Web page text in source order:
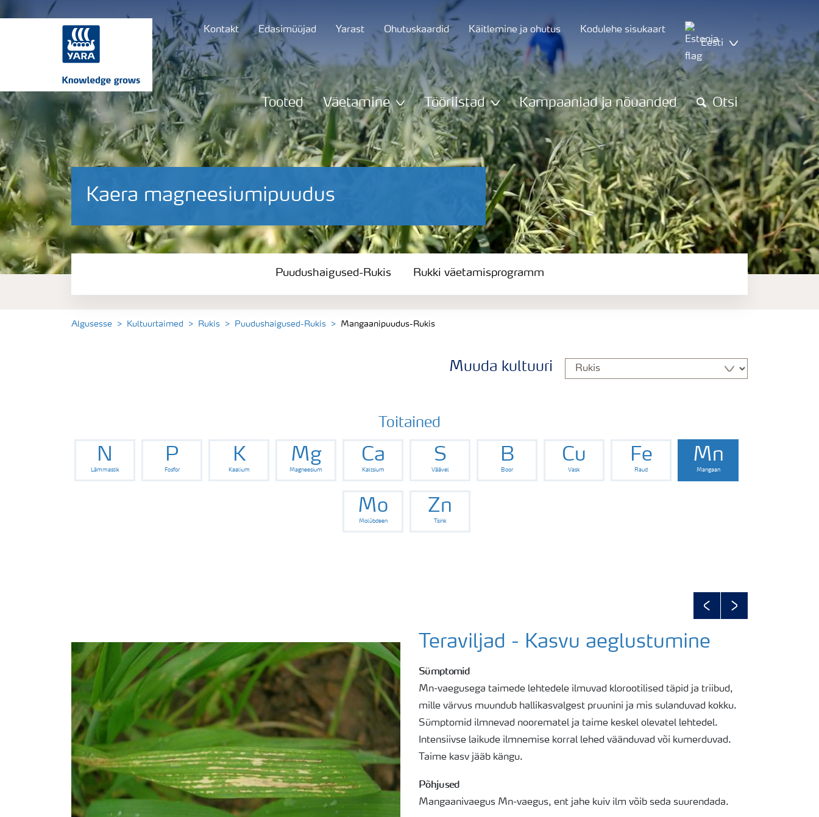
Kontakt Edasimüüjad Yarast Ohutuskaardid Käitlemine ja ohutus
Kodulehe sisukaart
Eesti
Tooted Väetamine Tööriistad Kampaaniad ja nõuanded Otsi
Kaera magneesiumipuudus
Puudushaigused-Rukis
Puudushaigused-Rukis Rukki väetamisprogramm
Algusesse Kultuurtaimed Rukis Puudushaigused-Rukis Mangaanipuudus-Rukis
Muuda kultuuri
Toitained
N
Lämmastik
P
Fosfor
K
Kaalium
Mg
Magneesium
Ca
Kaltsium
S
Väävel
B
Boor
Cu
Vask
Fe
Raud
Mn
Mangaan
Mo
Molübdeen
Zn
Tsink
PreviousNext
Teraviljad - Kasvu aeglustumine
Sümptomid
Mn-vaegusega taimede lehtedele ilmuvad klorootilised täpid ja triibud,
mille värvus muundub hallikasvalgest pruunini ja mis sulanduvad kokku.
Sümptomid ilmnevad noorematel ja taime keskel olevatel lehtedel.
Intensiivse laikude ilmnemise korral lehed väänduvad või kumerduvad.
Taime kasv jääb kängu.
Põhjused
Mangaanivaegus Mn-vaegus, ent jahe kuiv ilm võib seda suurendada.